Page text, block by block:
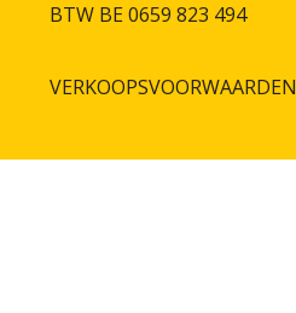
BTW BE 0659 823 494
VERKOOPSVOORWAARDEN